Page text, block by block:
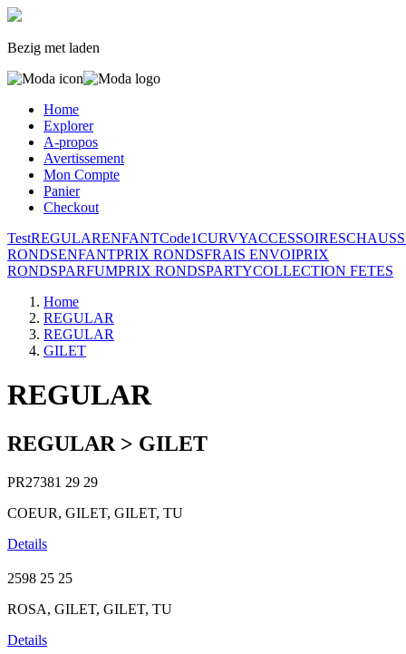
Bezig met laden
Home
Explorer
A-propos
Avertissement
Mon Compte
Panier
Checkout
TestREGULARENFANTCode1CURVYACCESSOIRES
RONDSENFANTPRIX RONDSFRAIS ENVOIPRIX
RONDSPARFUMPRIX RONDSPARTYCOLLECTION FETES
Home
REGULAR
REGULAR
GILET
REGULAR
REGULAR > GILET
PR27381 29 29
COEUR, GILET, GILET, TU
Details
2598 25 25
ROSA, GILET, GILET, TU
Details